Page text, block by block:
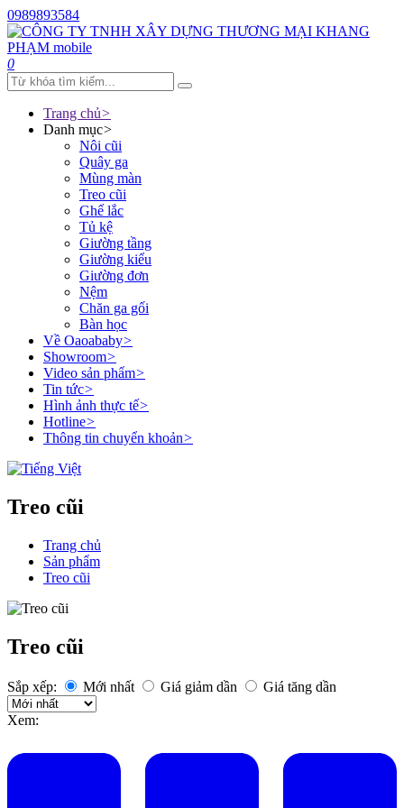
0989893584
0
Trang chủ>
Danh mục>
Nôi cũi
Quây ga
Mùng màn
Treo cũi
Ghế lắc
Tủ kệ
Giường tầng
Giường kiểu
Giường đơn
Nệm
Chăn ga gối
Bàn học
Về Oaoababy>
Showroom>
Video sản phẩm>
Tin tức>
Hình ảnh thực tế>
Hotline>
Thông tin chuyển khoản>
Treo cũi
Trang chủ
Sản phẩm
Treo cũi
Treo cũi
Sắp xếp: Mới nhất Giá giảm dần Giá tăng dần
Xem: